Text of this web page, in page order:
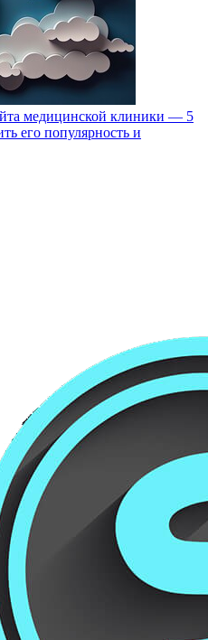
медицинской клиники — 5
его популярность и